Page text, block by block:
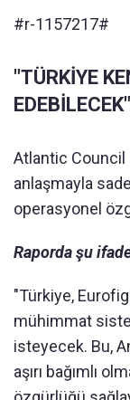
#r-1157217#
"TÜRKİYE
EDEBİLECEK"
Atlantic Council
anlaşmayla
operasyonel
Raporda şu
"Türkiye,
mühimmat
isteyecek. Bu,
aşırı bağımlı